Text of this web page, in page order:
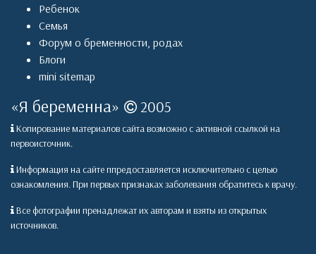
Ребенок
Семья
Форум о бременности, родах
Блоги
mini sitemap
«Я беременна» 2005
Копирование материалов сайта возможно с активной ссылкой на
первоисточник.
Информация на сайте ппредоставляется исключительно с целью
ознакомления. При первых признаках заболевания обратитесь к врачу.
Все фотографии пренадлежат их авторам и взяты из открытых
источников.